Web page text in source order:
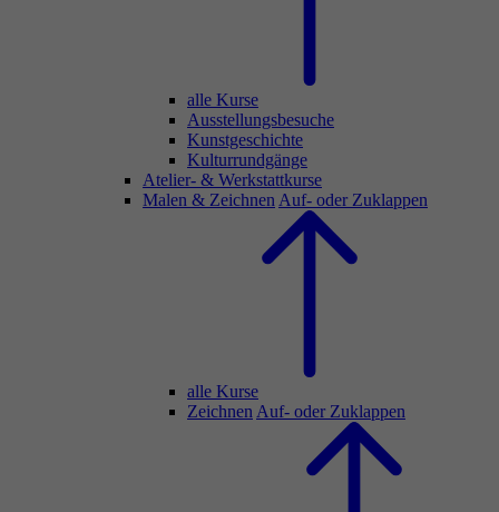
alle Kurse
Ausstellungsbesuche
Kunstgeschichte
Kulturrundgänge
Atelier- & Werkstattkurse
Malen & Zeichnen Auf- oder Zuklappen
alle Kurse
Zeichnen Auf- oder Zuklappen